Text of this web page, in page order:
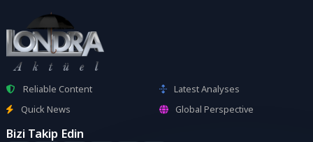
Reliable Content
Latest Analyses
Quick News
Global Perspective
Bizi Takip Edin